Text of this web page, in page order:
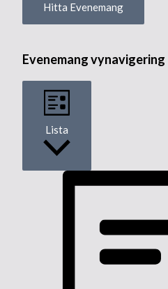
Hitta Evenemang
Evenemang vynavigering
Lista